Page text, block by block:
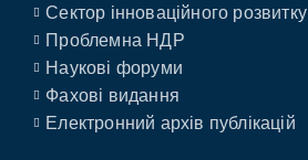
Сектор інноваційного розвитку
Проблемна НДР
Наукові форуми
Фахові видання
Електронний архів публікацій